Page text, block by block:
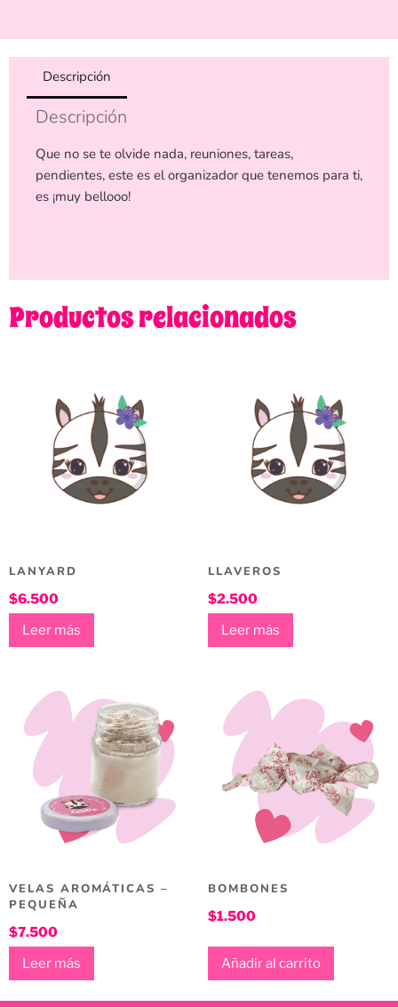
Descripción
Descripción
Que no se te olvide nada, reuniones, tareas,
pendientes, este es el organizador que tenemos para ti,
es ¡muy bellooo!
Productos relacionados
LANYARD
$6.500
Leer más
LLAVEROS
$2.500
Leer más
VELAS AROMÁTICAS –
PEQUEÑA
$7.500
Leer más
BOMBONES
$1.500
Añadir al carrito